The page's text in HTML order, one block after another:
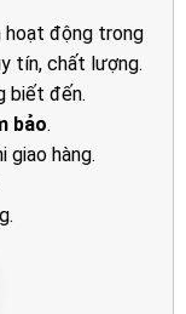
tại
là:
hoạt động trong
tín, chất lượng.
biết đến.
bảo.
giao hàng.